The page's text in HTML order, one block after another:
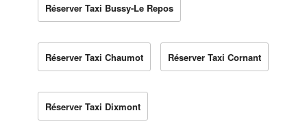
Réserver Taxi Bussy-Le Repos
Réserver Taxi Chaumot Réserver Taxi Cornant
Réserver Taxi Dixmont